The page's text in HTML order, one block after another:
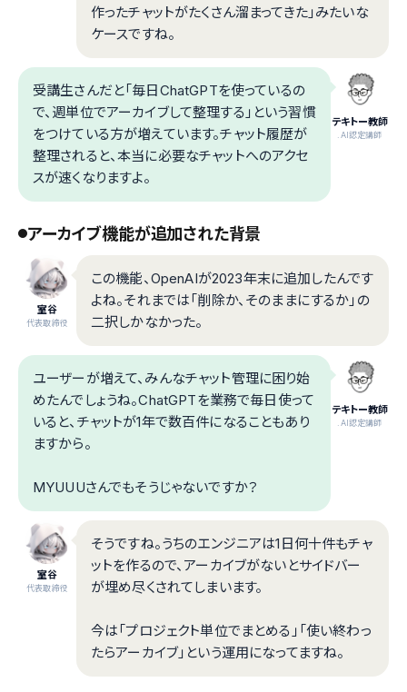
作ったチャットがたくさん溜まってきた」みたいな
ケースですね。
テキトー教師
.AI認定講師
受講生さんだと「毎日ChatGPTを使っているの
で、週単位でアーカイブして整理する」という習慣
をつけている方が増えています。チャット履歴が
整理されると、本当に必要なチャットへのアクセ
スが速くなりますよ。
アーカイブ機能が追加された背景
室谷
代表取締役
この機能、OpenAIが2023年末に追加したんです
よね。それまでは「削除か、そのままにするか」の
二択しかなかった。
テキトー教師
.AI認定講師
ユーザーが増えて、みんなチャット管理に困り始
めたんでしょうね。ChatGPTを業務で毎日使って
いると、チャットが1年で数百件になることもあり
ますから。
MYUUUさんでもそうじゃないですか？
室谷
代表取締役
そうですね。うちのエンジニアは1日何十件もチャ
ットを作るので、アーカイブがないとサイドバー
が埋め尽くされてしまいます。
今は「プロジェクト単位でまとめる」「使い終わっ
たらアーカイブ」という運用になってますね。